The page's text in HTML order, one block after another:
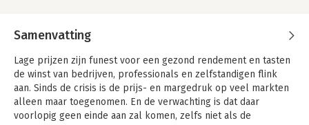
Samenvatting
Lage prijzen zijn funest voor een gezond rendement en tasten
de winst van bedrijven, professionals en zelfstandigen flink
aan. Sinds de crisis is de prijs- en margedruk op veel markten
alleen maar toegenomen. En de verwachting is dat daar
voorlopig geen einde aan zal komen, zelfs niet als de